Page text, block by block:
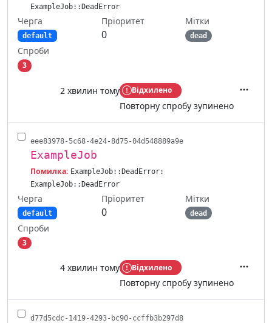
ExampleJob::DeadError
Черга
default
Пріоритет
0
Мітки
dead
Спроби
3
2 хвилин тому Відхилено
Повторну спробу зупинено
eee83978-5c68-4e24-8d75-04d548889a9e
ExampleJob
Помилка: ExampleJob::DeadError:
ExampleJob::DeadError
Черга
default
Пріоритет
0
Мітки
dead
Спроби
3
4 хвилин тому Відхилено
Повторну спробу зупинено
d77d5cdc-1419-4293-bc90-ccffb3b297d8